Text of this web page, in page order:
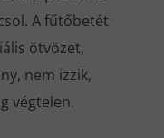
A fűtőbetét
ötvözet,
nem izzik,
végtelen.